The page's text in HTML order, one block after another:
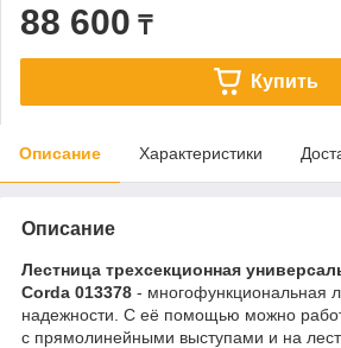
88 600 ₸
Купить
Описание Характеристики
Описание
Лестница трехсекционная
Corda 013378 - многофункциональная
надежности. С её помощью можно
с прямолинейными выступами и на